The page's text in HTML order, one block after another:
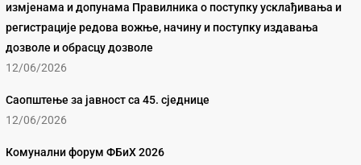
измјенама и допунама Правилника о поступку усклађивања и
регистрације редова вожње, начину и поступку издавања
дозволе и обрасцу дозволе
12/06/2026
Саопштење за јавност са 45. сједнице
12/06/2026
Комунални форум ФБиХ 2026